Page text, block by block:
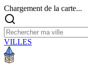
Chargement de la carte...
VILLES